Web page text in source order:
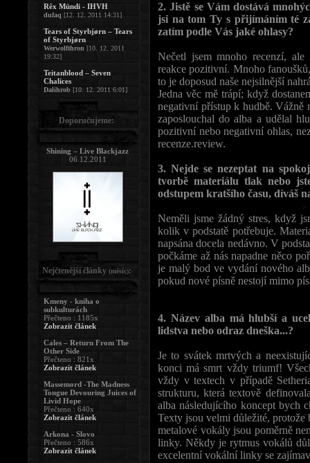
2. Jistě se Vám dostává
jsi na tom Ty s přijímáním té
zatím podle Vás jaké ohlasy?
Nečetl jsem mnoho recenzí,
reakce pozitivní. Mnoho
to je doposud naše nejsilnější
Jedna věc mě trápí; když
negativní přístup k hudbě. Vážně
zaposlouchal do alba a udělal
pozitivní nebo negativní ohlas,
recenze.review.
3. Nejde se nezeptat na
tvorbě materiálu tlak nebo
odstupem kratšího času, díváš
Neměli jsme žádný stres, když
kolik v podstatě potřebuje.
napsána docela nedávno. V
počkáme až nás napadne něco
je malý bod ve vydání nového
pokud nové písně nestojí mimo
4. Název alba má hlubší a
lidstva nebo odraz dneška...?
Je to svátek mrtvých a
konci má smrt vždy triumf!
vždy v textech v případě
strukturu, která textově
alba následujícího koncept bych
Texty jsou velmi důležité,
metalové vokály jsou poměrně
linky. Někdy je rytmus vokálů
excelentní vokální linky se
Rêx Mündi - IHVH
dufaq [12. 12. 2011 14:31]
Tears of Styrbjørn – Tears
of Styrbjørn
Werwolfthron [10. 12. 2011
19:32]
Teitanblood – Seven
Chalices
Dalihrob [10. 12. 2011 6:01]
Doporučujeme:
Shining – Live Blackjazz
06.12.2011
Nejčtenější články (měsíc):
Kmeny - kniha o
subkulturách
Přečteno : 1185x
Zobrazit článek
Cales – Return From The
Other Side
Přečteno : 821x
Zobrazit článek
Massemord -The Madness
Tongue Devouring Juices of
Livid Hope
Přečteno : 640x
Zobrazit článek
Arkona - Slovo
Přečteno : 586x
Zobrazit článek